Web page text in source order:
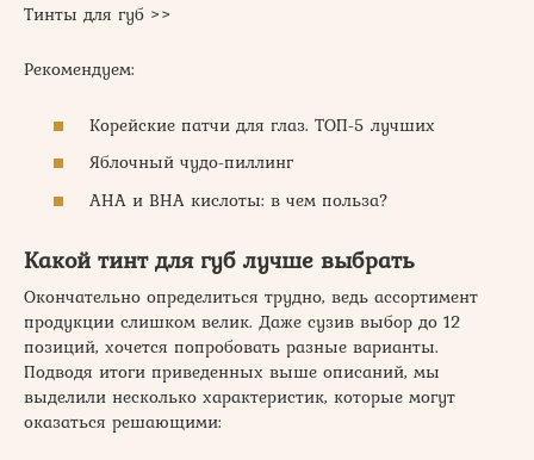
Тинты для губ >>
Рекомендуем:
Корейские патчи для глаз. ТОП-5 лучших
Яблочный чудо-пиллинг
AHA и BHA кислоты: в чем польза?
Какой тинт для губ лучше выбрать
Окончательно определиться трудно, ведь ассортимент
продукции слишком велик. Даже сузив выбор до 12
позиций, хочется попробовать разные варианты.
Подводя итоги приведенных выше описаний, мы
выделили несколько характеристик, которые могут
оказаться решающими: